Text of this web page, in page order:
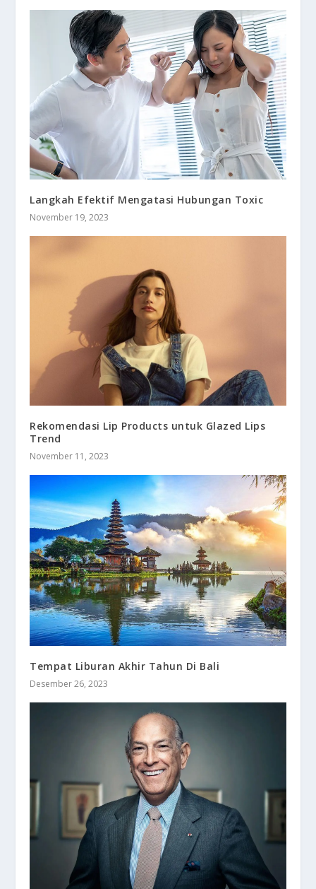
Langkah Efektif Mengatasi Hubungan Toxic
November 19, 2023
Rekomendasi Lip Products untuk Glazed Lips
Trend
November 11, 2023
Tempat Liburan Akhir Tahun Di Bali
Desember 26, 2023